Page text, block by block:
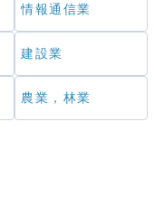
情報通信業
建設業
農業，林業